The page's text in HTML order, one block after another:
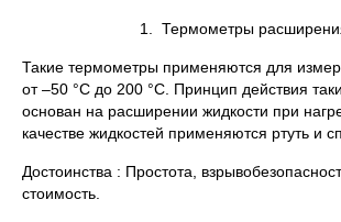
1. Термометры
Такие термометры применяются для
от –50 °С до 200 °С. Принцип действия
основан на расширении жидкости при
качестве жидкостей применяются ртуть и
Достоинства : Простота,
стоимость.